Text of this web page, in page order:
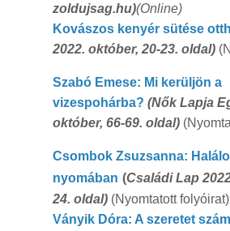
zoldujsag.hu)(Online)
Kovászos kenyér sütése
2022. október, 20-23. oldal)
Szabó Emese: Mi kerüljön a
vizespohárba? (Nők Lapja
október, 66-69. oldal)
Csombok Zsuzsanna:
nyomában (Családi Lap
24. oldal) (Nyomtatott folyóirat)
Ványik Dóra: A szeretet